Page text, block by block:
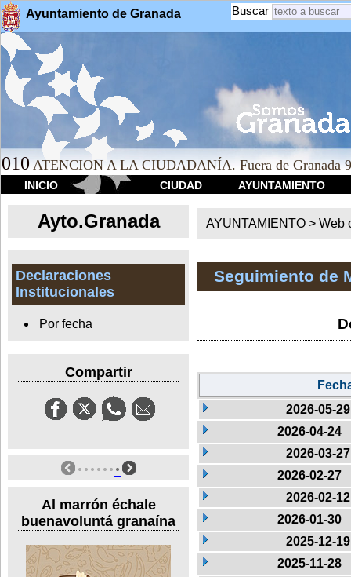
Ayuntamiento de Granada Buscar
010 ATENCION A LA CIUDADANÍA. Fuera de Granada
INICIO CIUDAD AYUNTAMIENTO
Ayto.Granada
Declaraciones
Institucionales
Por fecha
Compartir
Al marrón échale
buenavoluntá granaína
AYUNTAMIENTO > Web
Seguimiento de
2026-05-29
2026-04-24
2026-03-27
2026-02-27
2026-02-12
2026-01-30
2025-12-19
2025-11-28